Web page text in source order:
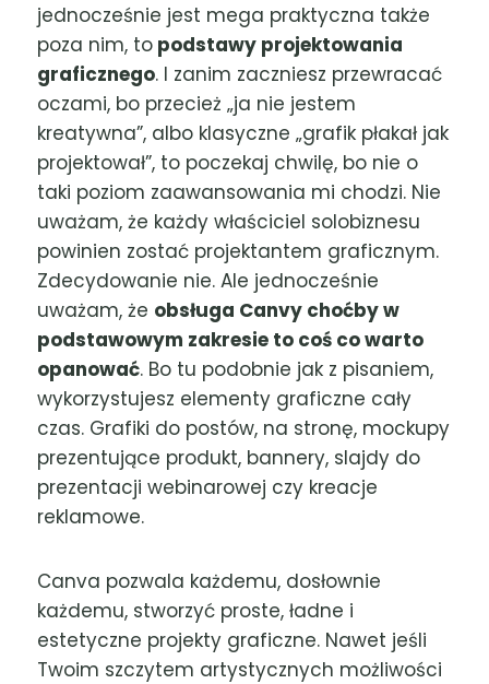
jednocześnie jest mega praktyczna także
poza nim, to podstawy projektowania
graficznego. I zanim zaczniesz przewracać
oczami, bo przecież „ja nie jestem
kreatywna”, albo klasyczne „grafik płakał jak
projektował”, to poczekaj chwilę, bo nie o
taki poziom zaawansowania mi chodzi. Nie
uważam, że każdy właściciel solobiznesu
powinien zostać projektantem graficznym.
Zdecydowanie nie. Ale jednocześnie
uważam, że obsługa Canvy choćby w
podstawowym zakresie to coś co warto
opanować. Bo tu podobnie jak z pisaniem,
wykorzystujesz elementy graficzne cały
czas. Grafiki do postów, na stronę, mockupy
prezentujące produkt, bannery, slajdy do
prezentacji webinarowej czy kreacje
reklamowe.
Canva pozwala każdemu, dosłownie
każdemu, stworzyć proste, ładne i
estetyczne projekty graficzne. Nawet jeśli
Twoim szczytem artystycznych możliwości